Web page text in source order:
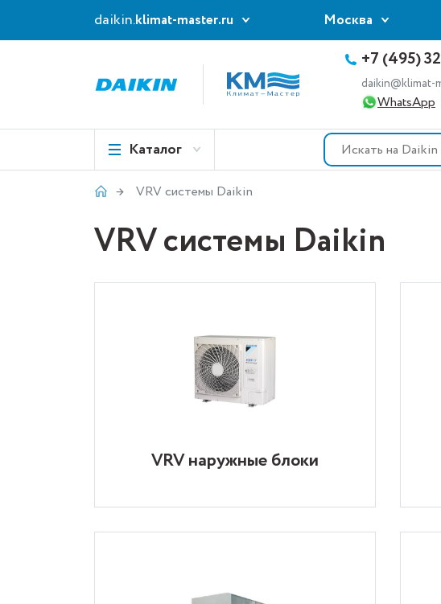
daikin.klimat-master.ru Москва
+7 (495)
daikin@klimat-
WhatsApp
Каталог
VRV системы Daikin
VRV системы Daikin
VRV наружные блоки